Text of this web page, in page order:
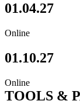
01.04.27
Online
01.10.27
Online
TOOLS &